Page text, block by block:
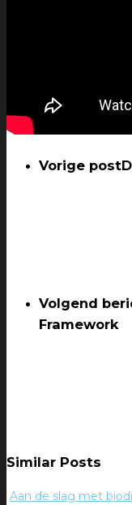
Vorige post
Volgend
Framework
Similar Posts
Aan de slag met